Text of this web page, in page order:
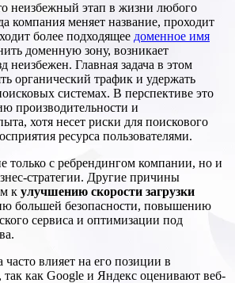
неизбежный этап в жизни любого
компания меняет название, проходит
более подходящее доменное имя
доменную зону, возникает
неизбежен. Главная задача в этом
органический трафик и удержать
системах. В перспективе это
производительности и
хотя несет риски для поискового
ресурса пользователями.
только с ребрендингом компании, но и
стратегии. Другие причины
к улучшению скорости загрузки
большей безопасности, повышению
сервиса и оптимизации под
влияет на его позиции в
так как Google и Яндекс оценивают веб-